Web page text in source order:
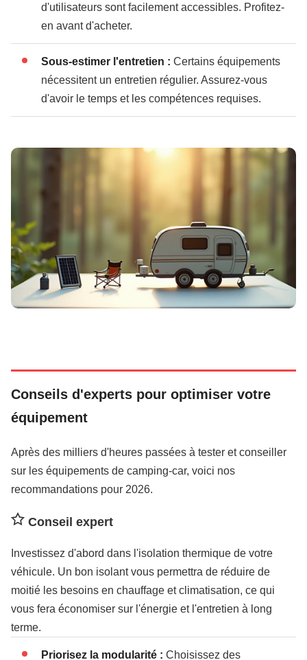
d'utilisateurs sont facilement accessibles. Profitez-
en avant d'acheter.
Sous-estimer l'entretien : Certains équipements
nécessitent un entretien régulier. Assurez-vous
d'avoir le temps et les compétences requises.
Conseils d'experts pour optimiser votre
équipement
Après des milliers d'heures passées à tester et conseiller
sur les équipements de camping-car, voici nos
recommandations pour 2026.
Conseil expert
Investissez d'abord dans l'isolation thermique de votre
véhicule. Un bon isolant vous permettra de réduire de
moitié les besoins en chauffage et climatisation, ce qui
vous fera économiser sur l'énergie et l'entretien à long
terme.
Priorisez la modularité : Choisissez des